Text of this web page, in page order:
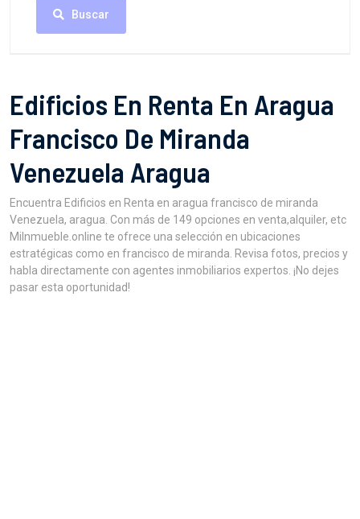
Buscar
Edificios En Renta En Aragua
Francisco De Miranda
Venezuela Aragua
Encuentra Edificios en Renta en aragua francisco de miranda
Venezuela, aragua. Con más de 149 opciones en venta,alquiler, etc
MiInmueble.online te ofrece una selección en ubicaciones
estratégicas como en francisco de miranda. Revisa fotos, precios y
habla directamente con agentes inmobiliarios expertos. ¡No dejes
pasar esta oportunidad!